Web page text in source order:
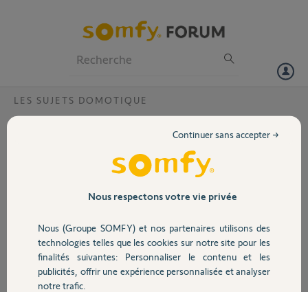
Volet
Sécurité
Domotique
LES SUJETS DOMOTIQUE
tahoma box associé non compatible?
Je viens d'acheter une maison neuve et j'avance
l'activer on me dit box associé pas encore
Pouvez vous me dire le problème ?
Cordialement Greg
Merci,
Nous respectons votre vie privée
Nous (Groupe SOMFY) et nos partenaires utilisons des
technologies telles que les cookies sur notre site pour les
finalités suivantes: Personnaliser le contenu et les
publicités, offrir une expérience personnalisée et analyser
notre trafic.
Continuer sans accepter →